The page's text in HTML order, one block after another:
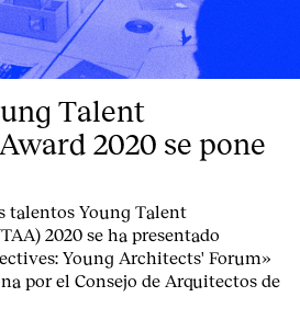
Talent
2020 se pone
talentos Young Talent
2020 se ha presentado
Young Architects' Forum»
por el Consejo de Arquitectos de